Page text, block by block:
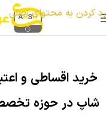
رد کردن به محتوای اصلی
خرید اقساطی و
شاپ در حوزه
تست بنر